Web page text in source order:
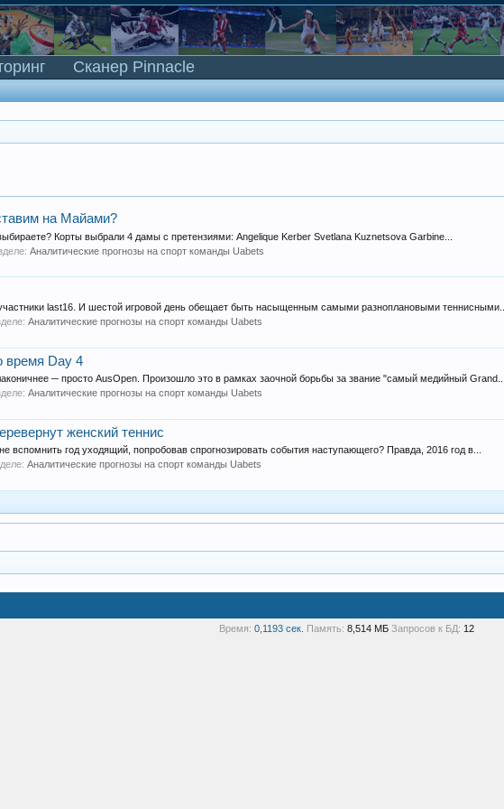
на Майами?
Корты выбрали 4 дамы с претензиями: Angelique Kerber Svetlana Kuznetsova Garbine...
Аналитические прогнозы на спорт команды Uabets
last16. И шестой игровой день обещает быть насыщенным самыми разноплановыми теннисными...
Аналитические прогнозы на спорт команды Uabets
время Day 4
─ просто AusOpen. Произошло это в рамках заочной борьбы за звание "самый медийный Grand...
Аналитические прогнозы на спорт команды Uabets
женский теннис
вспомнить год уходящий, попробовав спрогнозировать события наступающего? Правда, 2016 год в...
Аналитические прогнозы на спорт команды Uabets
Сканер Pinnacle
Время: 0,1193 сек. Память: 8,514 МБ Запросов к БД: 12